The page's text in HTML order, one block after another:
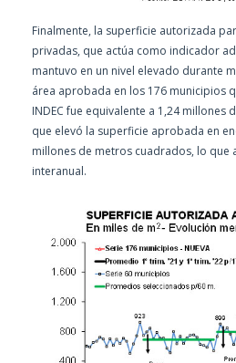
Finalmente, la superficie autorizada
privadas, que actúa como indicador
mantuvo en un nivel elevado durante
área aprobada en los 176 municipios
INDEC fue equivalente a 1,24 millones
que elevó la superficie aprobada en
millones de metros cuadrados, lo que
interanual.